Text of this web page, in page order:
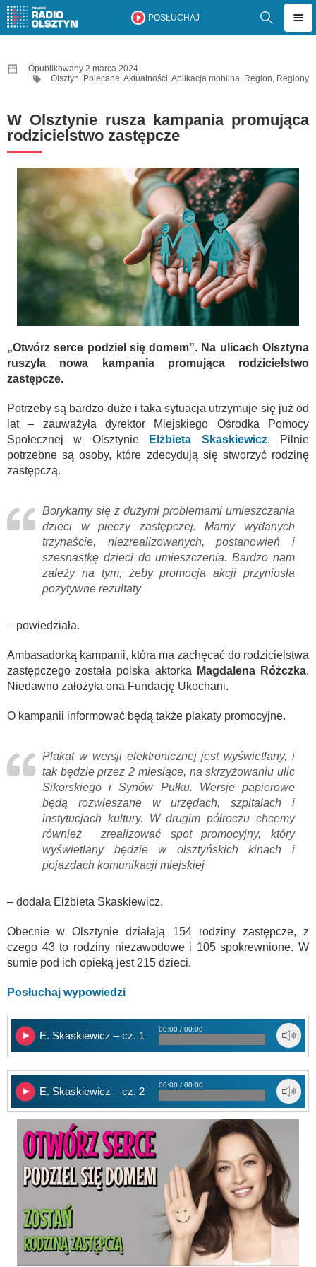
POSŁUCHAJ
Opublikowany 2 marca 2024
Olsztyn, Polecane,Aktualności,Aplikacja mobilna, Region, Regiony
W Olsztynie rusza kampania promująca
rodzicielstwo zastępcze
„Otwórz serce podziel się domem”. Na ulicach Olsztyna
ruszyła nowa kampania promująca rodzicielstwo
zastępcze.
Potrzeby są bardzo duże i taka sytuacja utrzymuje się już od
lat – zauważyła dyrektor Miejskiego Ośrodka Pomocy
Społecznej w Olsztynie
Elżbieta Skaskiewicz. Pilnie
potrzebne są osoby, które zdecydują się stworzyć rodzinę
zastępczą.
Borykamy się z dużymi problemami umieszczania
dzieci w pieczy zastępczej. Mamy wydanych
trzynaście, niezrealizowanych, postanowień i
szesnastkę dzieci do umieszczenia. Bardzo nam
zależy na tym, żeby promocja akcji przyniosła
pozytywne rezultaty
– powiedziała.
Ambasadorką kampanii, która ma zachęcać do rodzicielstwa
zastępczego została polska aktorka
Magdalena Różczka.
Niedawno założyła ona Fundację Ukochani.
O kampanii informować będą także plakaty promocyjne.
Plakat w wersji elektronicznej jest wyświetlany, i
tak będzie przez 2 miesiące, na skrzyżowaniu ulic
Sikorskiego i Synów Pułku. Wersje papierowe
będą rozwieszane w urzędach, szpitalach i
instytucjach kultury. W drugim półroczu chcemy
również zrealizować spot promocyjny, który
wyświetlany będzie w olsztyńskich kinach i
pojazdach komunikacji miejskiej
– dodała Elżbieta Skaskiewicz.
Obecnie w Olsztynie działają 154 rodziny zastępcze, z
czego 43 to rodziny niezawodowe i 105 spokrewnione. W
sumie pod ich opieką jest 215 dzieci.
Posłuchaj wypowiedzi
E. Skaskiewicz – cz. 1
00:00 / 00:00
E. Skaskiewicz – cz. 2
00:00 / 00:00